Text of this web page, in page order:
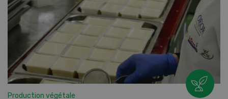
Production végétale